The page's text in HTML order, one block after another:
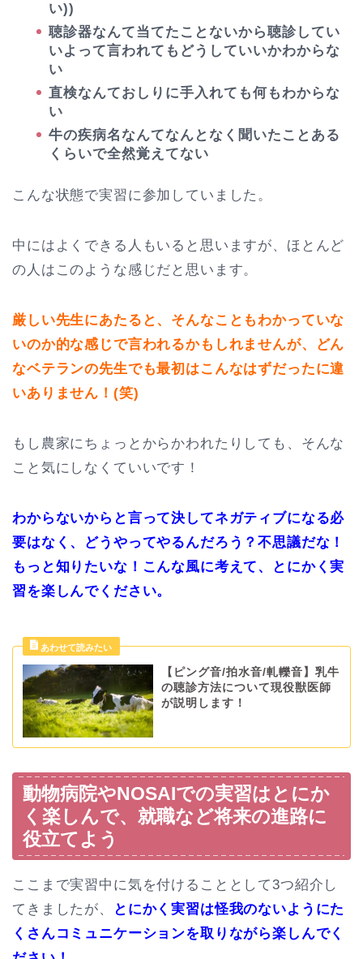
い))
聴診器なんて当てたことないから聴診してい
いよって言われてもどうしていいかわからな
い
直検なんておしりに手入れても何もわからな
い
牛の疾病名なんてなんとなく聞いたことある
くらいで全然覚えてない
こんな状態で実習に参加していました。
中にはよくできる人もいると思いますが、ほとんど
の人はこのような感じだと思います。
厳しい先生にあたると、そんなこともわかっていな
いのか的な感じで言われるかもしれませんが、どん
なベテランの先生でも最初はこんなはずだったに違
いありません！(笑)
もし農家にちょっとからかわれたりしても、そんな
こと気にしなくていいです！
わからないからと言って決してネガティブになる必
要はなく、どうやってやるんだろう？不思議だな！
もっと知りたいな！こんな風に考えて、とにかく実
習を楽しんでください。
【ピング音/拍水音/軋轢音】乳牛
の聴診方法について現役獣医師
が説明します！
動物病院やNOSAIでの実習はとにか
く楽しんで、就職など将来の進路に
役立てよう
ここまで実習中に気を付けることとして3つ紹介し
てきましたが、
とにかく実習は怪我のないようにた
くさんコミュニケーションを取りながら楽しんでく